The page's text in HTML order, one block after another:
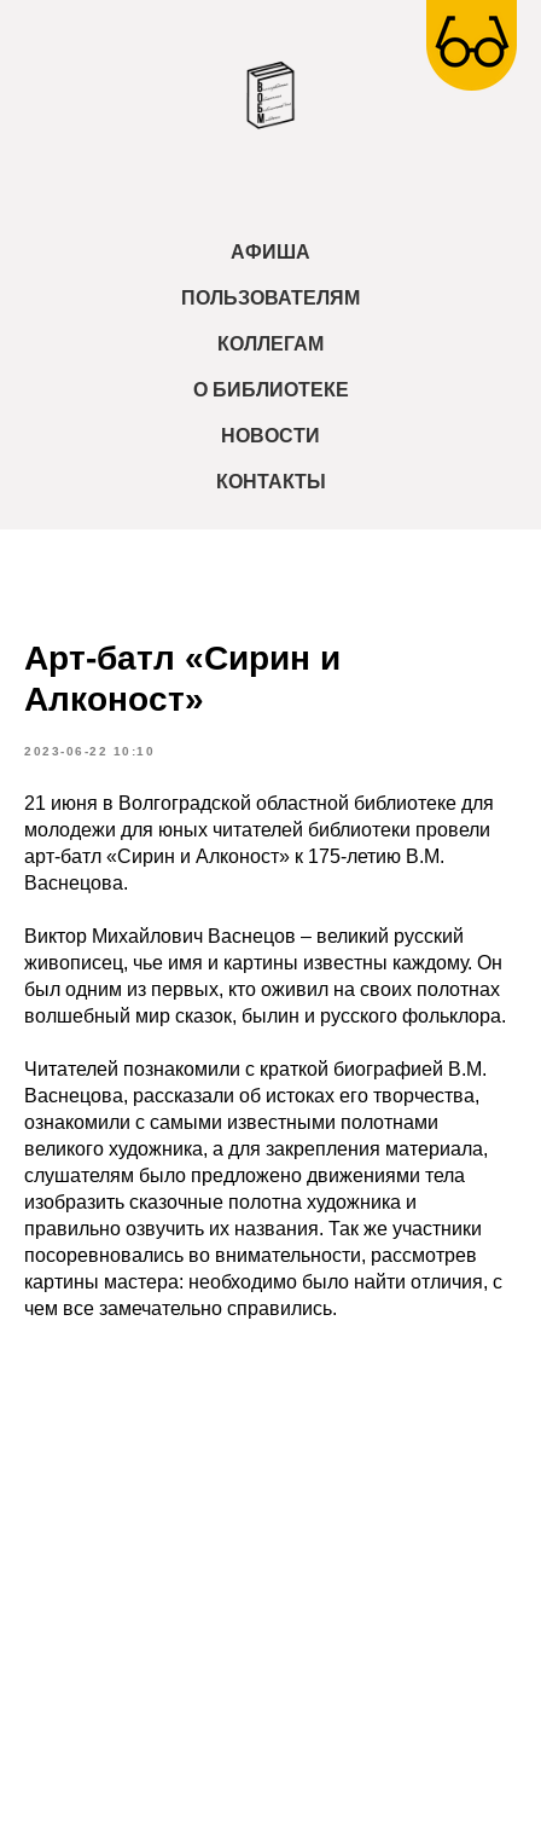
АФИША
ПОЛЬЗОВАТЕЛЯМ
КОЛЛЕГАМ
О БИБЛИОТЕКЕ
НОВОСТИ
КОНТАКТЫ
Арт-батл «Сирин и
Алконост»
2023-06-22 10:10
21 июня в Волгоградской областной библиотеке для
молодежи для юных читателей библиотеки провели
арт-батл «Сирин и Алконост» к 175-летию В.М.
Васнецова.
Виктор Михайлович Васнецов – великий русский
живописец, чье имя и картины известны каждому. Он
был одним из первых, кто оживил на своих полотнах
волшебный мир сказок, былин и русского фольклора.
Читателей познакомили с краткой биографией В.М.
Васнецова, рассказали об истоках его творчества,
ознакомили с самыми известными полотнами
великого художника, а для закрепления материала,
слушателям было предложено движениями тела
изобразить сказочные полотна художника и
правильно озвучить их названия. Так же участники
посоревновались во внимательности, рассмотрев
картины мастера: необходимо было найти отличия, с
чем все замечательно справились.